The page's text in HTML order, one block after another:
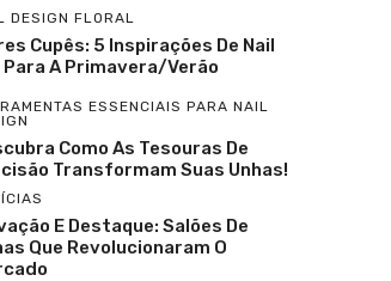
DESIGN FLORAL
Cupês: 5 Inspirações De Nail
A Primavera/Verão
ESSENCIAIS PARA NAIL
Como As Tesouras De
Transformam Suas Unhas!
E Destaque: Salões De
Que Revolucionaram O